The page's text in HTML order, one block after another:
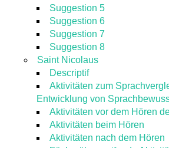
Suggestion 5
Suggestion 6
Suggestion 7
Suggestion 8
Saint Nicolaus
Descriptif
Aktivitäten zum
Entwicklung von
Aktivitäten vor dem Hören
Aktivitäten beim Hören
Aktivitäten nach dem Hören